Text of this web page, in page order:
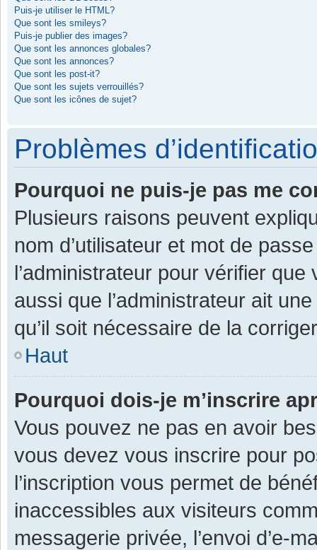
Puis-je utiliser le HTML?
Que sont les smileys?
Puis-je publier des images?
Que sont les annonces globales?
Que sont les annonces?
Que sont les post-it?
Que sont les sujets verrouillés?
Que sont les icônes de sujet?
Problèmes
Pourquoi ne puis-je pas me
Plusieurs raisons peuvent
nom d’utilisateur et mot de
l’administrateur pour vérifier
aussi que l’administrateur ait
qu’il soit nécessaire de la
Haut
Pourquoi dois-je m’inscrire
Vous pouvez ne pas en avoir
vous devez vous inscrire pour
l’inscription vous permet de
inaccessibles aux visiteurs
messagerie privée, l’envoi d’e-